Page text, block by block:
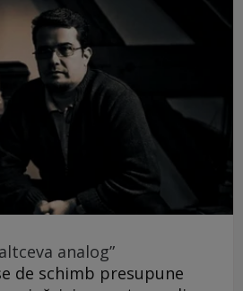
analog”
de schimb presupune